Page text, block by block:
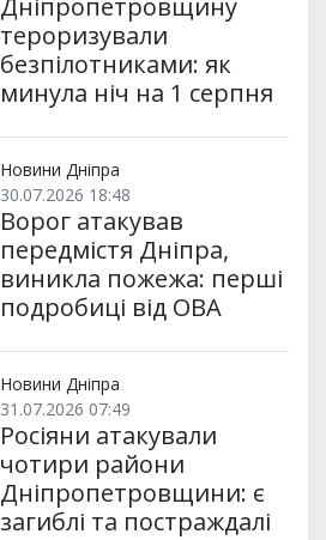
Дніпропетровщину
тероризували
безпілотниками: як
минула ніч на 1 серпня
Новини Дніпра
30.07.2026 18:48
Ворог атакував
передмістя Дніпра,
виникла пожежа: перші
подробиці від ОВА
Новини Дніпра
31.07.2026 07:49
Росіяни атакували
чотири райони
Дніпропетровщини: є
загиблі та постраждалі